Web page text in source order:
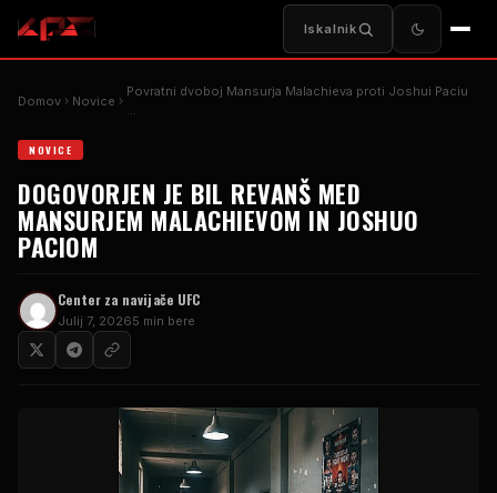
Iskalnik
Domov Novice
Povratni dvoboj Mansurja Malachieva proti Joshui Paciu
...
NOVICE
DOGOVORJEN JE BIL REVANŠ MED
MANSURJEM MALACHIEVOM IN JOSHUO
PACIOM
Center za navijače UFC
Julij 7, 20265 min bere